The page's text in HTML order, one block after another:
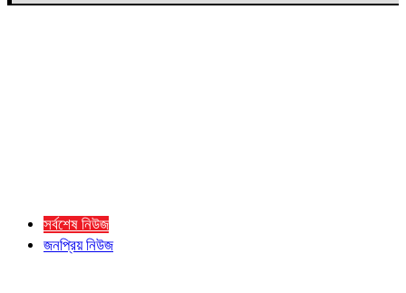
সর্বশেষ নিউজ
জনপ্রিয় নিউজ